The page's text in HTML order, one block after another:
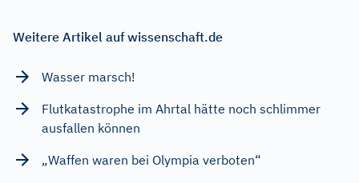
Weitere Artikel auf wissenschaft.de
Wasser marsch!
Flutkatastrophe im Ahrtal hätte noch schlimmer
ausfallen können
„Waffen waren bei Olympia verboten“